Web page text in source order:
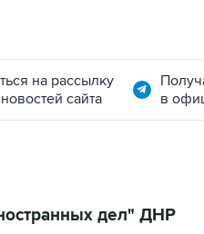
на рассылку
сайта
в
дел" ДНР